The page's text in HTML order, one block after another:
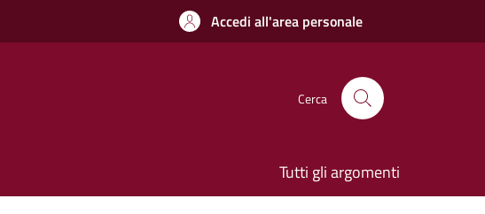
Accedi all'area personale
Cerca
Tutti gli argomenti